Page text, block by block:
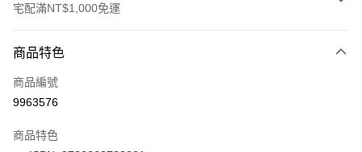
宅配滿NT$1,000免運
icash Pay
信用卡一次付款
商品特色
商品編號
9963576
商品特色